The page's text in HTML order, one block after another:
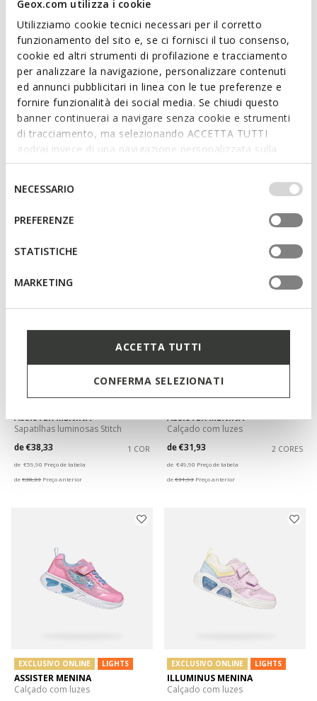
Geox.com utilizza i cookie
Utilizziamo cookie tecnici necessari per il corretto
funzionamento del sito e, se ci fornisci il tuo consenso,
cookie ed altri strumenti di profilazione e tracciamento
per analizzare la navigazione, personalizzare contenuti
ed annunci pubblicitari in linea con le tue preferenze e
fornire funzionalità dei social media. Se chiudi questo
banner continuerai a navigare senza cookie e strumenti
di tracciamento, ma selezionando ACCETTA TUTTI
godrai invece di una navigazione personalizzata sulla
base dei tuoi gusti ed interessi. Selezionando
IMPOSTAZIONI potrai anche scegliere quali cookies ed
altri strumenti di tracciamento autorizzare. Per maggiori
informazioni o per modificare in qualsiasi momento le
tue impostazioni, visita la nostra
consenso
NECESSARIO
PREFERENZE
STATISTICHE
MARKETING
ACCETTA TUTTI
CONFERMA SELEZIONATI
de€35,94
de€35,94Preço anterior
1 COR
ASSISTER MENINA
Sapatilhas luminosas Stitch
de€38,33 1 COR
de €59,90 Preço de tabela
de€38,33 Preço anterior
ASSISTER MENINA
Calçado com luzes
de€31,93 2 CORES
de €49,90 Preço de tabela
de€31,93 Preço anterior
EXCLUSIVO ONLINE LIGHTS
ASSISTER MENINA
Calçado com luzes
EXCLUSIVO ONLINE LIGHTS
ILLUMINUS MENINA
Calçado com luzes